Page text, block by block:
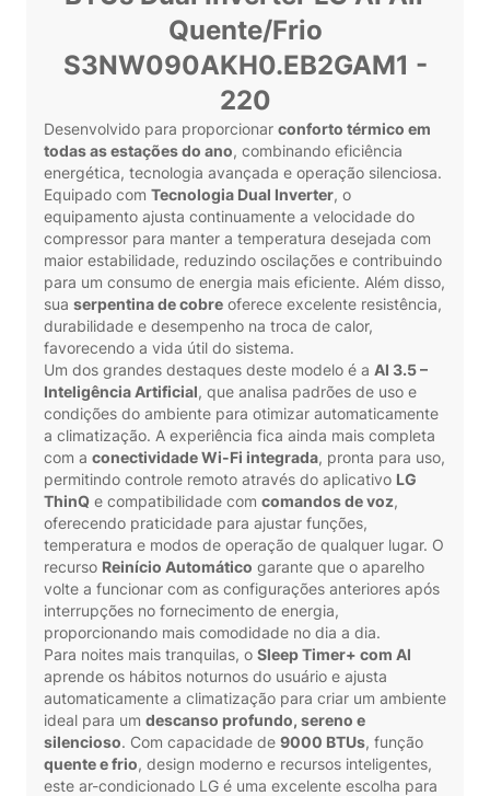
Quente/Frio
S3NW090AKH0.EB2GAM1 -
220
Desenvolvido para proporcionar conforto térmico em
todas as estações do ano, combinando eficiência
energética, tecnologia avançada e operação silenciosa.
Equipado com Tecnologia Dual Inverter, o
equipamento ajusta continuamente a velocidade do
compressor para manter a temperatura desejada com
maior estabilidade, reduzindo oscilações e contribuindo
para um consumo de energia mais eficiente. Além disso,
sua serpentina de cobre oferece excelente resistência,
durabilidade e desempenho na troca de calor,
favorecendo a vida útil do sistema.
Um dos grandes destaques deste modelo é a AI 3.5 –
Inteligência Artificial, que analisa padrões de uso e
condições do ambiente para otimizar automaticamente
a climatização. A experiência fica ainda mais completa
com a conectividade Wi-Fi integrada, pronta para uso,
permitindo controle remoto através do aplicativo LG
ThinQ e compatibilidade com comandos de voz,
oferecendo praticidade para ajustar funções,
temperatura e modos de operação de qualquer lugar. O
recurso Reinício Automático garante que o aparelho
volte a funcionar com as configurações anteriores após
interrupções no fornecimento de energia,
proporcionando mais comodidade no dia a dia.
Para noites mais tranquilas, o Sleep Timer+ com AI
aprende os hábitos noturnos do usuário e ajusta
automaticamente a climatização para criar um ambiente
ideal para um descanso profundo, sereno e
silencioso. Com capacidade de 9000 BTUs, função
quente e frio, design moderno e recursos inteligentes,
este ar-condicionado LG é uma excelente escolha para